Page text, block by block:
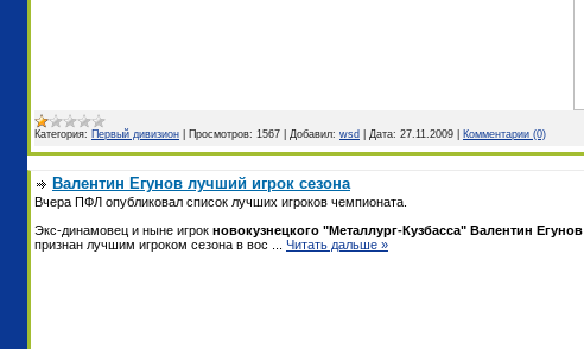
Категория: Первый дивизион Просмотров: 1567 Добавил: wsd Дата: 27.11.2009 Комментарии (0)
Валентин Егунов лучший игрок сезона
Вчера ПФЛ опубликовал список лучших игроков чемпионата.
Экс-динамовец и ныне игрок новокузнецкого "Металлург-Кузбасса" Валентин Егунов
признан лучшим игроком сезона в вос
Читать дальше »